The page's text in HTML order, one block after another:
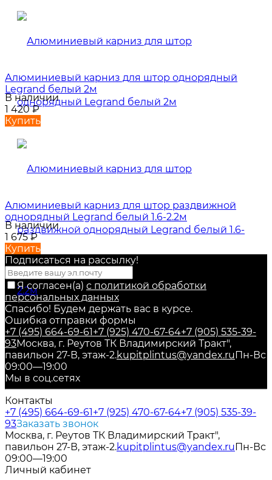
Алюминиевый карниз для штор однорядный
Legrand белый 2м
В наличии
1 420₽
Купить
Алюминиевый карниз для штор раздвижной
однорядный Legrand белый 1.6-2.2м
В наличии
1 675₽
Купить
Подписаться на рассылкy!
Я согласен(a) с политикой обработки
персональных данных
Спасибо! Будем держать вас в курсе.
Ошибка отправки формы
+7 (495) 664-69-61 +7 (925) 470-67-64+7 (905) 535-39-
93Москва, г. Реутов ТК Владимирский Тракт",
павильон 27-В, этаж-2.kupitplintus@yandex.ru Пн-Вс
09:00—19:00
Мы в соц.сетях
Контакты
+7 (495) 664-69-61 +7 (925) 470-67-64+7 (905) 535-39-
93Заказать звонок
Москва, г. Реутов ТК Владимирский Тракт",
павильон 27-В, этаж-2.kupitplintus@yandex.ru Пн-Вс
09:00—19:00
Личный кабинет